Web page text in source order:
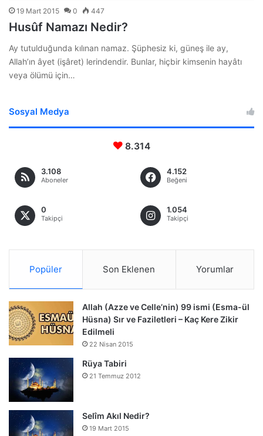
19 Mart 2015 0 447
Husûf Namazı Nedir?
Ay tutulduğunda kılınan namaz. Şüphesiz ki, güneş ile ay,
Allah’ın âyet (işâret) lerindendir. Bunlar, hiçbir kimsenin hayâtı
veya ölümü için…
Sosyal Medya
8.314
3.108
Aboneler
4.152
Beğeni
0
Takipçi
1.054
Takipçi
Popüler Son Eklenen Yorumlar
Allah (Azze ve Celle’nin) 99 ismi (Esma-ül
Hüsna) Sır ve Faziletleri – Kaç Kere Zikir
Edilmeli
22 Nisan 2015
Rüya Tabiri
21 Temmuz 2012
Selîm Akıl Nedir?
19 Mart 2015